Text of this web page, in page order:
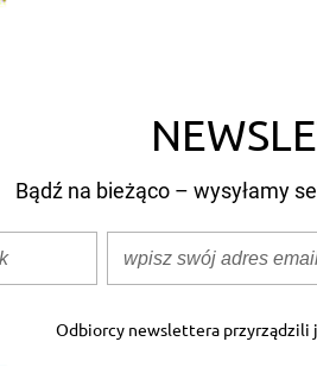
Bądź na bieżąco – wysyłamy
Odbiorcy newslettera przyrządzili